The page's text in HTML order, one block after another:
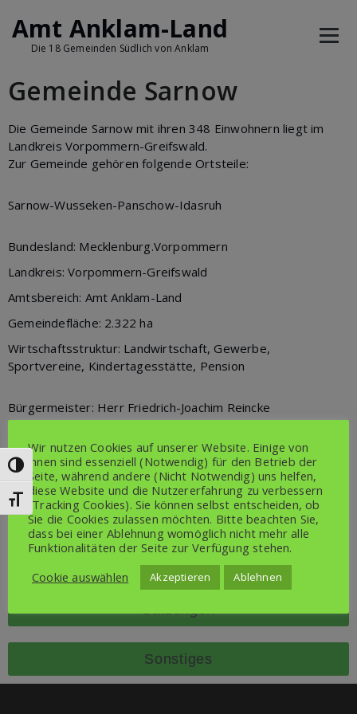
Umschalten auf hohe Kontraste
Schrift vergrößern
Amt Anklam-Land
Die 18 Gemeinden Südlich von Anklam
Gemeinde Sarnow
Die Gemeinde Sarnow mit ihren 348 Einwohnern liegt im
Landkreis Vorpommern-Greifswald.
Zur Gemeinde gehören folgende Ortsteile:
Sarnow-Wusseken-Panschow-Idasruh
Bundesland: Mecklenburg.Vorpommern
Landkreis: Vorpommern-Greifswald
Amtsbereich: Amt Anklam-Land
Gemeindefläche: 2.322 ha
Wirtschaftsstruktur: Landwirtschaft, Gewerbe,
Sportvereine, Kindertagesstätte, Pension
Bürgermeister: Herr Friedrich-Joachim Reincke
Informationen über:
Amt Anklam-Land
Rebelower Damm 2
17392 Spantekow
Gemeindevertretung
Satzungen
Sonstiges
Wir nutzen Cookies auf unserer Website. Einige von
ihnen sind essenziell (Notwendig) für den Betrieb der
Seite, während andere (Nicht Notwendig) uns helfen,
diese Website und die Nutzererfahrung zu verbessern
(Tracking Cookies). Sie können selbst entscheiden, ob
Sie die Cookies zulassen möchten. Bitte beachten Sie,
dass bei einer Ablehnung womöglich nicht mehr alle
Funktionalitäten der Seite zur Verfügung stehen.
Cookie auswählen
Akzeptieren Ablehnen